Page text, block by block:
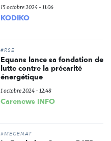
15 octobre 2024 - 11:06
KODIKO
#RSE
Equans lance sa fondation de
lutte contre la précarité
énergétique
1 octobre 2024 - 12:48
Carenews INFO
#MÉCÉNAT